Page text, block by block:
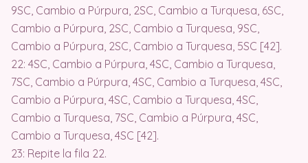
9SC, Cambio a Púrpura, 2SC, Cambio a Turquesa, 6SC,
Cambio a Púrpura, 2SC, Cambio a Turquesa, 9SC,
Cambio a Púrpura, 2SC, Cambio a Turquesa, 5SC [42].
22: 4SC, Cambio a Púrpura, 4SC, Cambio a Turquesa,
7SC, Cambio a Púrpura, 4SC, Cambio a Turquesa, 4SC,
Cambio a Púrpura, 4SC, Cambio a Turquesa, 4SC,
Cambio a Turquesa, 7SC, Cambio a Púrpura, 4SC,
Cambio a Turquesa, 4SC [42].
23: Repite la fila 22.